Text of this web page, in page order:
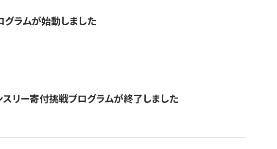
グラムが始動しました
リー寄付挑戦プログラムが終了しました